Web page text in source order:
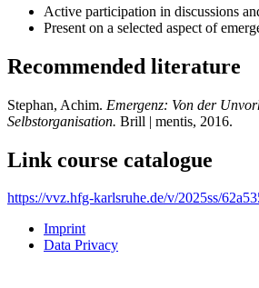
Active participation in discussions
Present on a selected aspect of
Recommended literature
Stephan, Achim. Emergenz: Von der
Selbstorganisation. Brill | mentis, 2016.
Link course catalogue
https://vvz.hfg-karlsruhe.de/v/2025ss/
Imprint
Data Privacy